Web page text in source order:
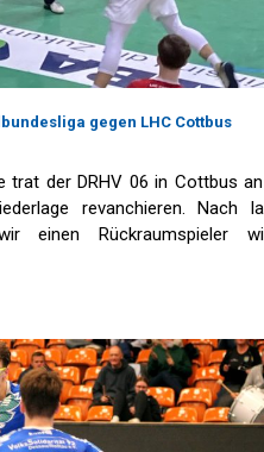
gegen LHC Cottbus
trat der DRHV 06 in Cottbus
revanchieren. Nach
einen Rückraumspieler